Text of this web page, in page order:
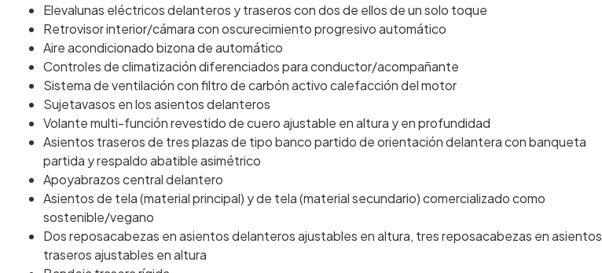
Elevalunas eléctricos delanteros y traseros con dos de ellos de un solo toque
Retrovisor interior/cámara con oscurecimiento progresivo automático
Aire acondicionado bizona de automático
Controles de climatización diferenciados para conductor/acompañante
Sistema de ventilación con filtro de carbón activo calefacción del motor
Sujetavasos en los asientos delanteros
Volante multi-función revestido de cuero ajustable en altura y en profundidad
Asientos traseros de tres plazas de tipo banco partido de orientación delantera con banqueta
partida y respaldo abatible asimétrico
Apoyabrazos central delantero
Asientos de tela (material principal) y de tela (material secundario) comercializado como
sostenible/vegano
Dos reposacabezas en asientos delanteros ajustables en altura, tres reposacabezas en asientos
traseros ajustables en altura